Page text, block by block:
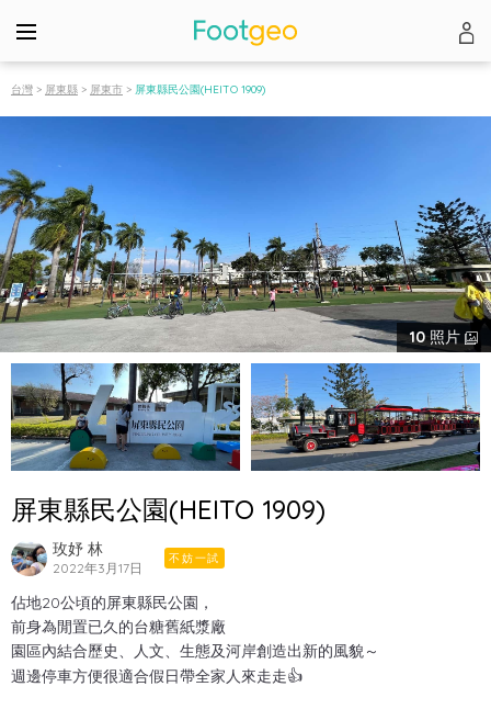
台灣 > 屏東縣 > 屏東市 > 屏東縣民公園(HEITO 1909)
10照片
屏東縣民公園(HEITO 1909)
玫妤 林
2022年3月17日
不妨一試
佔地20公頃的屏東縣民公園，
前身為閒置已久的台糖舊紙漿廠
園區內結合歷史、人文、生態及河岸創造出新的風貌～
週邊停車方便很適合假日帶全家人來走走👍